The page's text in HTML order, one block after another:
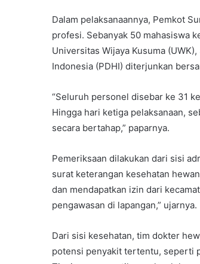
Dalam pelaksanaannya, Pemkot
profesi. Sebanyak 50 mahasiswa
Universitas Wijaya Kusuma
Indonesia (PDHI) diterjunkan
“Seluruh personel disebar ke 31
Hingga hari ketiga pelaksanaan,
secara bertahap,” paparnya.
Pemeriksaan dilakukan dari sisi
surat keterangan kesehatan
dan mendapatkan izin dari
pengawasan di lapangan,” ujarnya.
Dari sisi kesehatan, tim dokter
potensi penyakit tertentu, seperti